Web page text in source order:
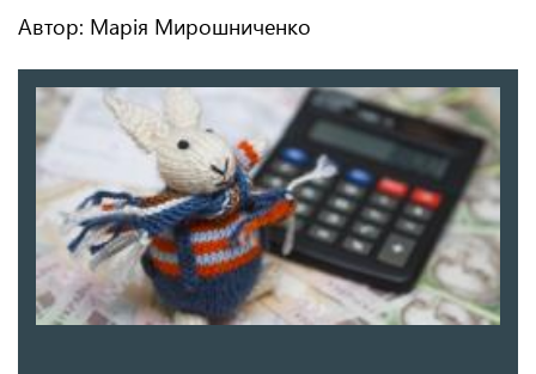
Автор: Марія Мирошниченко